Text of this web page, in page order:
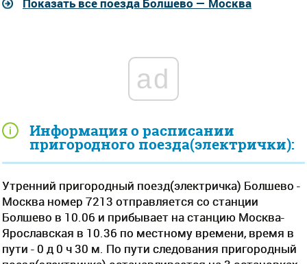
Информация о расписании
пригородного поезда(электрички):
Утренний пригородный поезд(электричка) Болшево -
Москва номер 7213 отправляется со станции
Болшево в 10.06 и прибывает на станцию Москва-
Ярославская в 10.36 по местному времени, время в
пути - 0 д 0 ч 30 м. По пути следования пригородный
ad